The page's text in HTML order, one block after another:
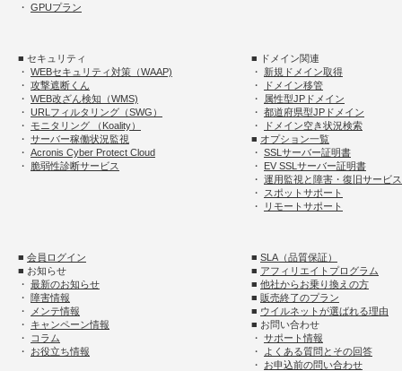
・ GPUプラン
■ セキュリティ
■ ドメイン関連
・ WEBセキュリティ対策（WAAP) ・ 新規ドメイン取得
・ 攻撃遮断くん ・
ドメイン移管
・ WEB改ざん検知（WMS) ・
属性型JPドメイン
・ URLフィルタリング（SWG） ・ 都道府県型JPドメイン
・ モニタリング （Koality） ・
ドメイン空き状況検索
・ サーバー稼働状況監視 ■ オプション一覧
・ Acronis Cyber Protect Cloud ・ SSLサーバー証明書
・ 脆弱性診断サービス ・ EV SSLサーバー証明書
・ 運用監視と障害・復旧サービス
・ スポットサポート
・
リモートサポート
■ 会員ログイン ■ SLA（品質保証）
■ お知らせ
■ アフィリエイトプログラム
・ 最新のお知らせ ■ 他社からお乗り換えの方
・ 障害情報 ■ 販売終了のプラン
・
メンテ情報 ■ ウイルネットが選ばれる理由
・ キャンペーン情報
■ お問い合わせ
・
コラム ・ サポート情報
・ お役立ち情報 ・
よくある質問とその回答
・ お申込前の問い合わせ